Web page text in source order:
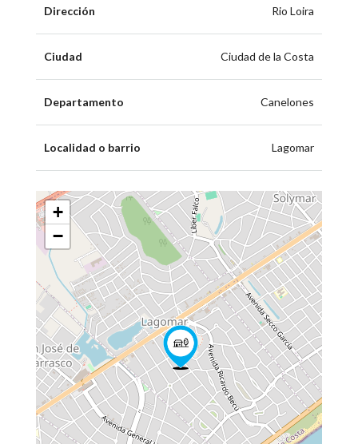
Dirección Rio Loira
Ciudad Ciudad de la Costa
Departamento Canelones
Localidad o barrio Lagomar
+
−